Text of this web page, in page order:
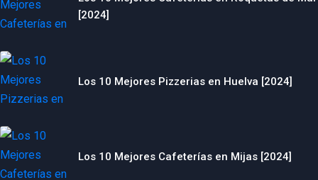
[2024]
Los 10 Mejores Pizzerias en Huelva [2024]
Los 10 Mejores Cafeterías en Mijas [2024]